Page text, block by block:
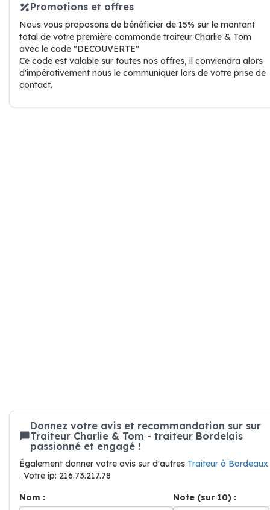
Promotions et offres
Nous vous proposons de bénéficier de 15% sur le montant
total de votre première commande traiteur Charlie & Tom
avec le code "DECOUVERTE"
Ce code est valable sur toutes nos offres, il conviendra alors
d'impérativement nous le communiquer lors de votre prise de
contact.
Donnez votre avis et recommandation sur sur
Traiteur Charlie & Tom - traiteur Bordelais
passionné et engagé !
Également donner votre avis sur d'autres Traiteur à Bordeaux
. Votre ip: 216.73.217.78
Nom :
Note (sur 10) :